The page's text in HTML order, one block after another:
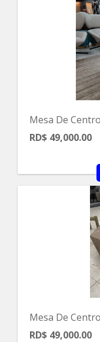
Mesa De
RD$ 49,000.00
Mesa De
RD$ 49,000.00